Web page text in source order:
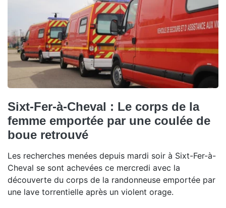
Sixt-Fer-à-Cheval : Le corps de la
femme emportée par une coulée de
boue retrouvé
Les recherches menées depuis mardi soir à Sixt-Fer-à-
Cheval se sont achevées ce mercredi avec la
découverte du corps de la randonneuse emportée par
une lave torrentielle après un violent orage.